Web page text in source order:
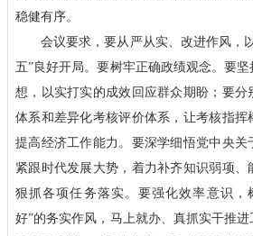
稳健有序。
会议要求，要从严从实、改进作风，
五”良好开局。要树牢正确政绩观念。要
想，以实打实的成效回应群众期盼；要分
体系和差异化考核评价体系，让考核指挥
提高经济工作能力。要深学细悟党中央关
紧跟时代发展大势，着力补齐知识弱项
狠抓各项任务落实。要强化效率意识，
好”的务实作风，马上就办、真抓实干推